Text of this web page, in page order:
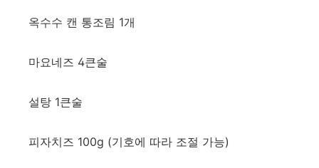
옥수수 캔 통조림 1개
마요네즈 4큰술
설탕 1큰술
피자치즈 100g (기호에 따라 조절 가능)